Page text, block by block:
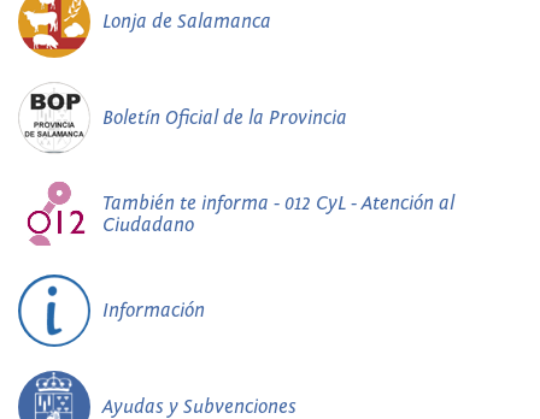
Lonja de Salamanca
Boletín Oficial de la Provincia
También te informa - 012 CyL - Atención al
Ciudadano
Información
Ayudas y Subvenciones